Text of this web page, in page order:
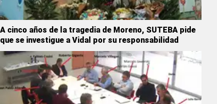
A cinco años de la tragedia de Moreno, SUTEBA pide
que se investigue a Vidal por su responsabilidad